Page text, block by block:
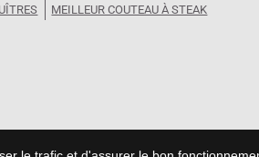
MEILLEUR COUTEAU À STEAK